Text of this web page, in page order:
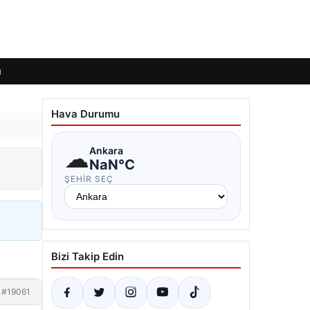
#19061
Hava Durumu
☁Ankara
NaN°C
ŞEHIR SEÇ
Bizi Takip Edin